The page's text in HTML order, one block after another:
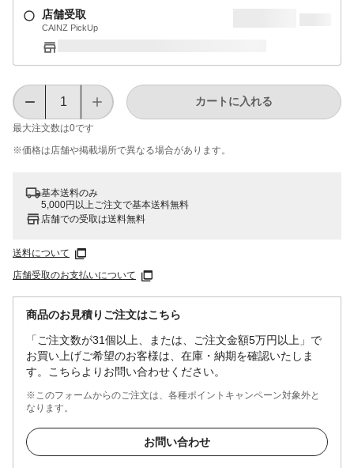
店舗受取
CAINZ PickUp
最大注文数は0です
カートに入れる
※価格は​店舗や​掲載場所で​異なる​場合が​あります。
基本送料のみ
5,000円以上ご注文で基本送料無料
店舗での受取は送料無料
送料について
店舗受取のお支払いについて
商品のお見積りご注文はこちら
「ご注文数が31個以上、または、ご注文金額5万円以上」で
お買い上げご希望のお客様は、在庫・納期を確認いたしま
す。こちらよりお問い合わせください。
※このフォームからのご注文は、各種ポイントキャンペーン対象外と
なります。
お問い合わせ